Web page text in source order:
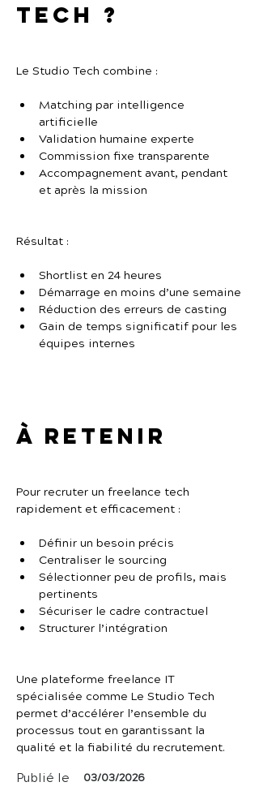
Tech ?
Le Studio Tech combine :
Matching par intelligence
artificielle
Validation humaine experte
Commission fixe transparente
Accompagnement avant, pendant
et après la mission
Résultat :
Shortlist en 24 heures
Démarrage en moins d’une semaine
Réduction des erreurs de casting
Gain de temps significatif pour les
équipes internes
À retenir
Pour recruter un freelance tech
rapidement et efficacement :
Définir un besoin précis
Centraliser le sourcing
Sélectionner peu de profils, mais
pertinents
Sécuriser le cadre contractuel
Structurer l’intégration
Une plateforme freelance IT
spécialisée comme Le Studio Tech
permet d’accélérer l’ensemble du
processus tout en garantissant la
qualité et la fiabilité du recrutement.
Publié le 03/03/2026